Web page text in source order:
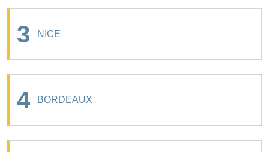
3 NICE
4 BORDEAUX